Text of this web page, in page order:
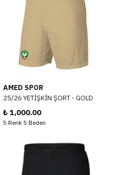
AMED SPOR
25/26 YETİŞKİN ŞORT - GOLD
₺ 1,000.00
5 Renk 5 Beden